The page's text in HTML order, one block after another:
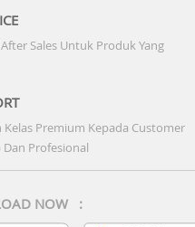
Sales Untuk Produk Yang
Premium Kepada Customer
Dan Profesional
NOW :